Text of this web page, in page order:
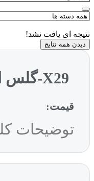
نتیجه ای یافت نشد!
دیدن همه نتایج
X29-گلس اسپایدر (NXPowerLite)
قیمت:
توضیحات